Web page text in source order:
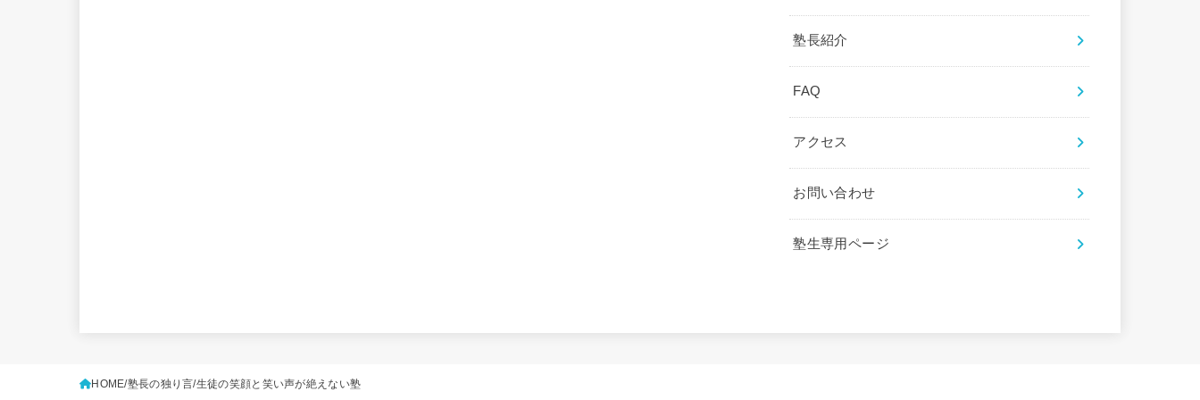
塾長紹介
FAQ
アクセス
お問い合わせ
塾生専用ページ
HOME 塾長の独り言 生徒の笑顔と笑い声が絶えない塾